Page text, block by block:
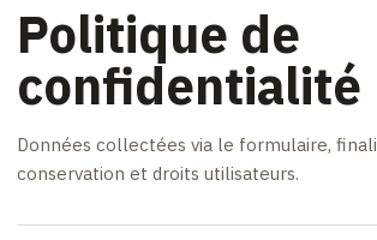
Politique de
confidentialité
Données collectées via le formulaire,
conservation et droits utilisateurs.